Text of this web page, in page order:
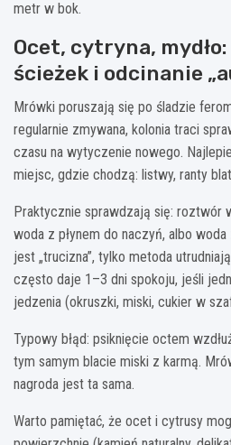
metr w bok.
Ocet, cytryna,
ścieżek i odcinanie
Mrówki poruszają się po śladzie
regularnie zmywana, kolonia traci
czasu na wytyczenie nowego.
miejsc, gdzie chodzą: listwy, ranty
Praktycznie sprawdzają się: roztwór
woda z płynem do naczyń, albo
jest „trucizna”, tylko metoda
często daje 1–3 dni spokoju, jeśli
jedzenia (okruszki, miski, cukier w
Typowy błąd: psiknięcie octem
tym samym blacie miski z karmą.
nagroda jest ta sama.
Warto pamiętać, że ocet i cytrusy